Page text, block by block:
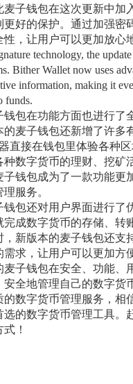
麦子钱包在这次更新中加
更好的保护。通过加强
，让用户可以更加放心
technology, the
Bither Wallet now uses
information, making it
funds.
包在功能方面也进行了
的麦子钱包还新增了许多
直接在钱包里体验各种
种数字货币的理财、挖矿
钱包成为了一款功能更
服务。
钱包还对用户界面进行
完成数字货币的存储、
新版本的麦子钱包还支
求，让用户可以更加方
麦子钱包在安全、功能
全地管理自己的数字货
的数字货币管理服务，
的数字货币管理工具。
！